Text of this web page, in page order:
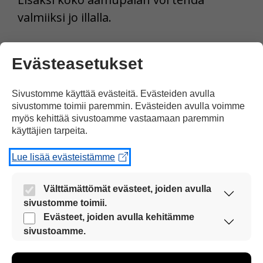
valmiiksi jo illalla.
kuulo-, tunto-, haju- ja makuaisti. Näiden
aistien kautta tulevat aistiärsykkeet
aiheuttavat aistikuormitusta.
ADHD:ssä ihmisen on vaikeampi käsitellä
aistiärsykkeitä kuin ihmisten yleensä.
Aivot käsittelevät ADHD:ssä
perusaisteista tulevia aistimuksia eri
tavalla kuin normaalisti.
Evästeasetukset
Sivustomme käyttää evästeitä. Evästeiden avulla
sivustomme toimii paremmin. Evästeiden avulla voimme
myös kehittää sivustoamme vastaamaan paremmin
käyttäjien tarpeita.
Lue lisää evästeistämme
Välttämättömät evästeet, joiden avulla
sivustomme toimii.
Nämä evästeet ovat aina käytössä, jotta
sivustoamme voi käyttää sujuvasti ja turvallisesti.
Evästeet, joiden avulla kehitämme
sivustoamme.